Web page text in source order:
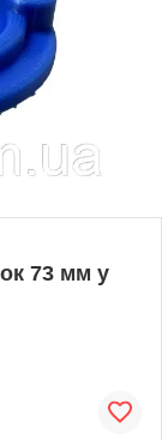
73 мм у